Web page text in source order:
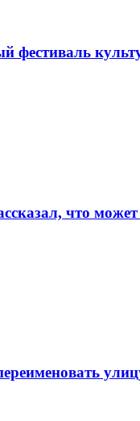
фестиваль
что